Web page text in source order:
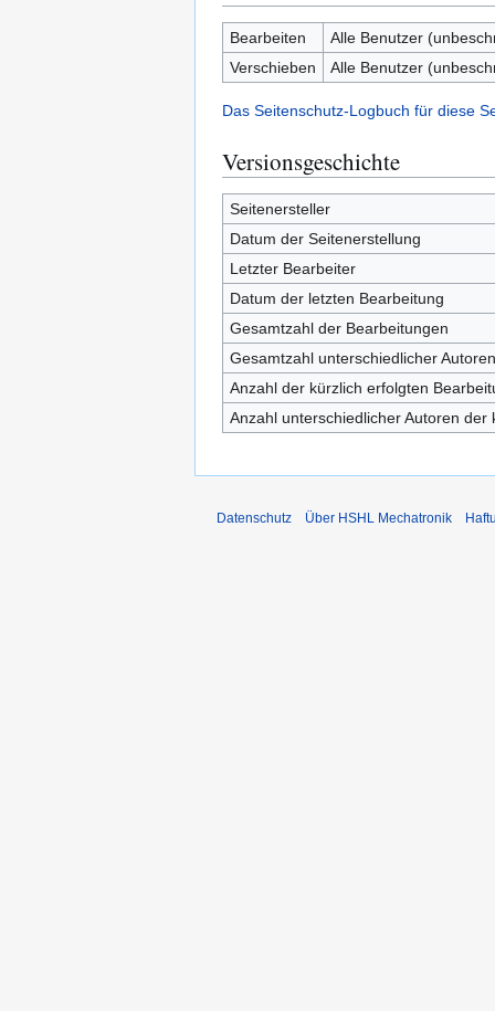
Bearbeiten
Alle Benutzer
Verschieben
Alle Benutzer
Das Seitenschutz-Logbuch für diese
Versionsgeschichte
Seitenersteller
Datum der Seitenerstellung
Letzter Bearbeiter
Datum der letzten Bearbeitung
Gesamtzahl der Bearbeitungen
Gesamtzahl unterschiedlicher Autoren
Anzahl der kürzlich erfolgten
Anzahl unterschiedlicher Autoren
Datenschutz Über HSHL Mechatronik